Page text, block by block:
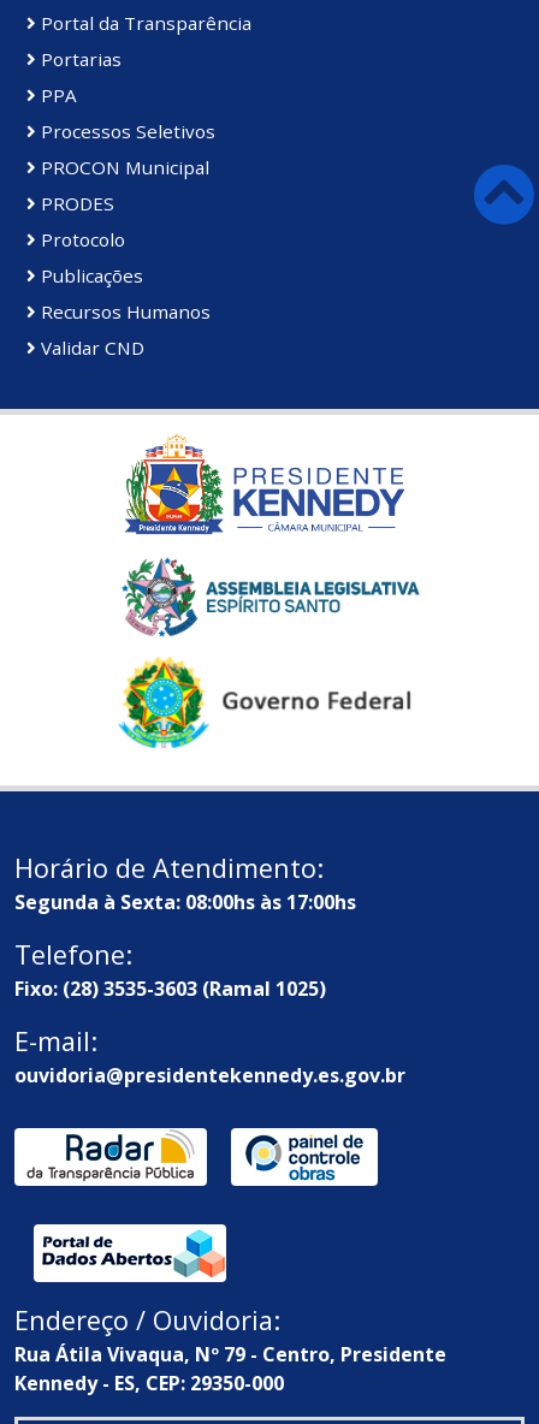
Portal da Transparência
Portarias
PPA
Processos Seletivos
PROCON Municipal
PRODES
Protocolo
Publicações
Recursos Humanos
Validar CND
Horário de Atendimento:
Segunda à Sexta: 08:00hs às 17:00hs
Telefone:
Fixo: (28) 3535-3603 (Ramal 1025)
E-mail:
ouvidoria@presidentekennedy.es.gov.br
Endereço / Ouvidoria:
Rua Átila Vivaqua, Nº 79 - Centro, Presidente
Kennedy - ES, CEP: 29350-000